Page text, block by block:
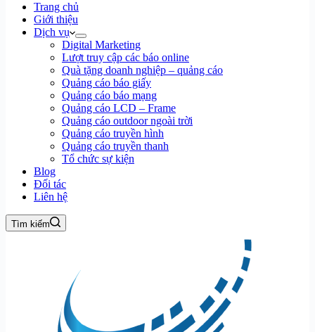
Trang chủ
Giới thiệu
Dịch vụ
Digital Marketing
Lượt truy cập các báo online
Quà tặng doanh nghiệp – quảng cáo
Quảng cáo báo giấy
Quảng cáo báo mạng
Quảng cáo LCD – Frame
Quảng cáo outdoor ngoài trời
Quảng cáo truyền hình
Quảng cáo truyền thanh
Tổ chức sự kiện
Blog
Đối tác
Liên hệ
Tìm kiếm